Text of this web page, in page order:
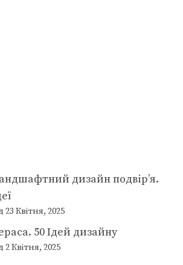
дизайн подвір’я.
23 Квітня, 2025
50 Ідей дизайну
2 Квітня, 2025